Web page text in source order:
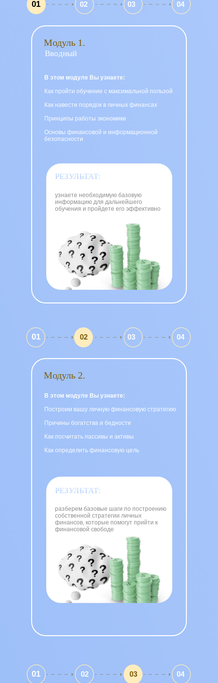
04
Модуль 1.
01 02 03
В этом модуле Вы узнаете:
Как пройти обучение с максимальной пользой
Как навести порядок в личных финансах
Принципы работы экономики
Основы финансовой и информационной
безопасности
узнаете необходимую базовую
информацию для дальнейшего
обучения и пройдете его эффективно
РЕЗУЛЬТАТ:
Вводный
04
Модуль 2.
01 02 03
В этом модуле Вы узнаете:
Построим вашу личную финансовую стратегию
Причины богатства и бедности
Как посчитать пассивы и активы
Как определить финансовую цель
разберем базовые шаги по построению
собственной стратегии личных
финансов, которые помогут прийти к
финансовой свободе
РЕЗУЛЬТАТ:
04
01 03
02